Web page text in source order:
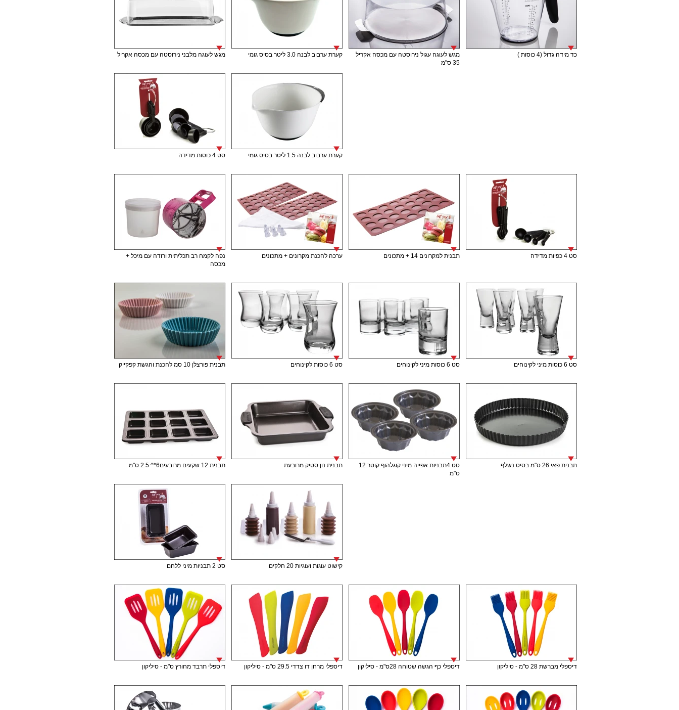
כד מידה גדול (4 כוסות )
מגש לעוגה עגול נירוסטה עם מכסה אקריל
35 ס"מ
קערת ערבוב לבנה 3.0 ליטר בסיס גומי מגש לעוגה מלבני נירוסטה עם מכסה אקריל
קערת ערבוב לבנה 1.5 ליטר בסיס גומי סט 4 כוסות מדידה
סט 4 כפיות מדידה תבנית למקרונים 14 + מתכונים ערכה להכנת מקרונים + מתכונים
נפה לקמח רב תכליתית ורודה עם מיכל +
מכסה
סט 6 כוסות מיני לקינוחים סט 6 כוסות מיני לקינוחים סט 6 כוסות לקינוחים תבנית פורצלן 10 סמ להכנת והגשת קפקייק
תבנית פאי 26 ס"מ בסיס נשלף
סט 4תבניות אפייה מיני קוגלהוף קוטר 12
ס"מ
תבנית נון סטיק מרובעת תבנית 12 שקעים מרובעים6*^ 2.5 ס"מ
קישוט עוגות ועוגיות 20 חלקים סט 2 תבניות מיני ללחם
דיספלי מברשת 28 ס"מ - סיליקון דיספלי כף הגשה שטוחה 28ס"מ - סיליקון דיספלי מרחן דו צדדי 29.5 ס"מ - סיליקון דיספלי תרבד מחורץ ס"מ - סיליקון